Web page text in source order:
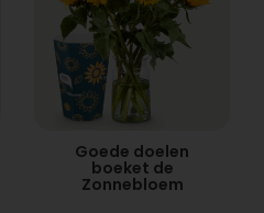
Goede doelen
boeket de
Zonnebloem